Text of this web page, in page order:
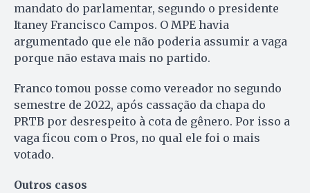
mandato do parlamentar, segundo o presidente
Itaney Francisco Campos. O MPE havia
argumentado que ele não poderia assumir a vaga
porque não estava mais no partido.
Franco tomou posse como vereador no segundo
semestre de 2022, após cassação da chapa do
PRTB por desrespeito à cota de gênero. Por isso a
vaga ficou com o Pros, no qual ele foi o mais
votado.
Outros casos